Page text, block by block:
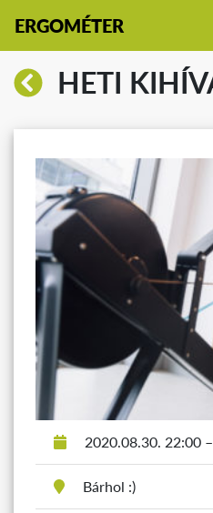
ERGOMÉTER
HETI
2020.08.30. 22:00
Bárhol :)